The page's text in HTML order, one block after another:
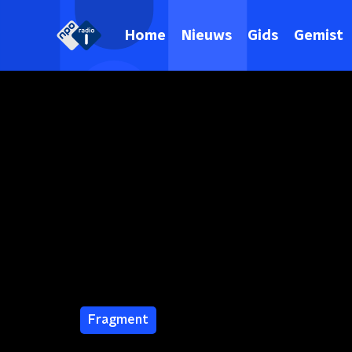
Home Nieuws Gids Gemist
Fragment